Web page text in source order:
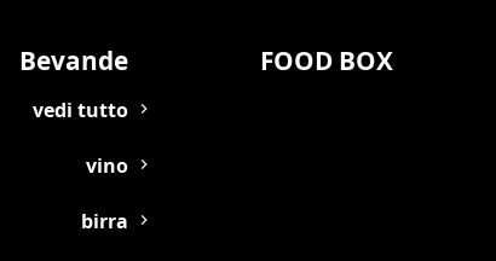
Bevande
vedi tutto
vino
birra
FOOD BOX